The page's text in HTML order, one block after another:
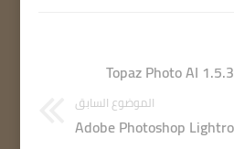
Topaz Photo AI
الموضوع السابق
Adobe Photoshop